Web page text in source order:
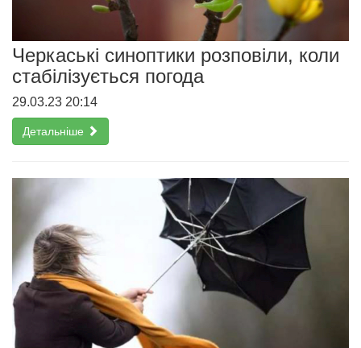
Черкаські синоптики розповіли, коли
стабілізується погода
29.03.23 20:14
Детальніше